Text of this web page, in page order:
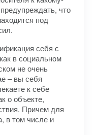
что
под
себя с
в социальном
не очень
– вы себя
к себе
о объекте,
Причем для
в том числе и